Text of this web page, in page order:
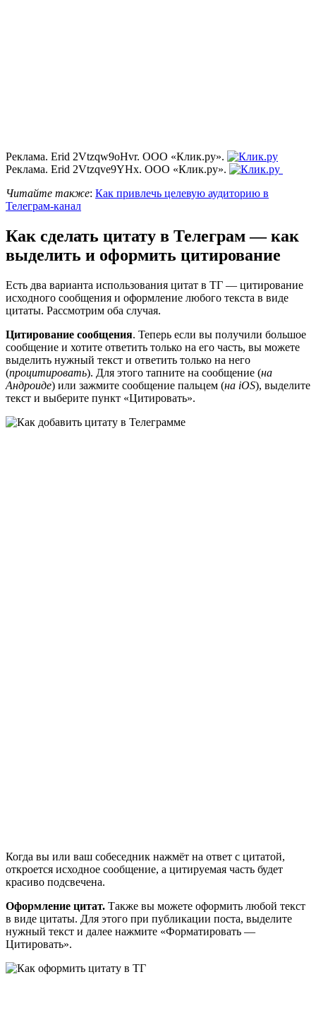
Реклама. Erid 2Vtzqw9oHvr. ООО «Клик.ру».
Реклама. Erid 2Vtzqve9YHx. ООО «Клик.ру».
Читайте также: Как привлечь целевую аудиторию в
Телеграм-канал
Как сделать цитату в Телеграм — как
выделить и оформить цитирование
Есть два варианта использования цитат в ТГ — цитирование
исходного сообщения и оформление любого текста в виде
цитаты. Рассмотрим оба случая.
Цитирование сообщения. Теперь если вы получили большое
сообщение и хотите ответить только на его часть, вы можете
выделить нужный текст и ответить только на него
(процитировать). Для этого тапните на сообщение (на
Андроиде) или зажмите сообщение пальцем (на iOS), выделите
текст и выберите пункт «Цитировать».
Когда вы или ваш собеседник нажмёт на ответ с цитатой,
откроется исходное сообщение, а цитируемая часть будет
красиво подсвечена.
Оформление цитат. Также вы можете оформить любой текст
в виде цитаты. Для этого при публикации поста, выделите
нужный текст и далее нажмите «Форматировать —
Цитировать».